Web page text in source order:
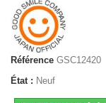
Référence GSC12420
État : Neuf